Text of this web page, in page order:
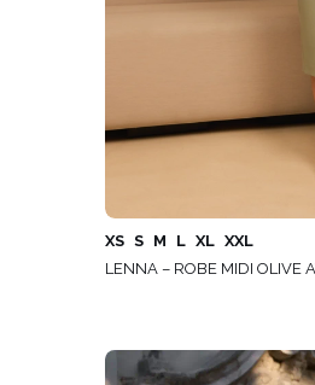
XS S M L XL XXL
LENNA – ROBE MIDI OLIVE